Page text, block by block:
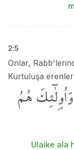
2:5
Onlar,
Kurtuluşa erenler
وَاُو۬لٰٓئِكَهُمُ
Ulaike ala